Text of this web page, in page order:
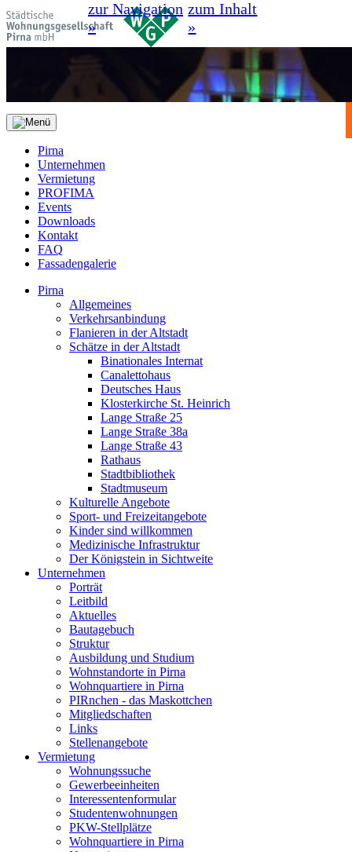
zur Navigation
»
zum Inhalt
»
Pirna
Unternehmen
Vermietung
PROFIMA
Events
Downloads
Kontakt
FAQ
Fassadengalerie
Pirna
Allgemeines
Verkehrsanbindung
Flanieren in der Altstadt
Schätze in der Altstadt
Binationales Internat
Canalettohaus
Deutsches Haus
Klosterkirche St. Heinrich
Lange Straße 25
Lange Straße 38a
Lange Straße 43
Rathaus
Stadtbibliothek
Stadtmuseum
Kulturelle Angebote
Sport- und Freizeitangebote
Kinder sind willkommen
Medizinische Infrastruktur
Der Königstein in Sichtweite
Unternehmen
Porträt
Leitbild
Aktuelles
Bautagebuch
Struktur
Ausbildung und Studium
Wohnstandorte in Pirna
Wohnquartiere in Pirna
PIRnchen - das Maskottchen
Mitgliedschaften
Links
Stellenangebote
Vermietung
Wohnungssuche
Gewerbeeinheiten
Interessentenformular
Studentenwohnungen
PKW-Stellplätze
Wohnquartiere in Pirna